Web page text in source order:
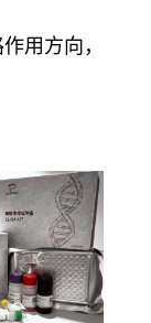
用方向，